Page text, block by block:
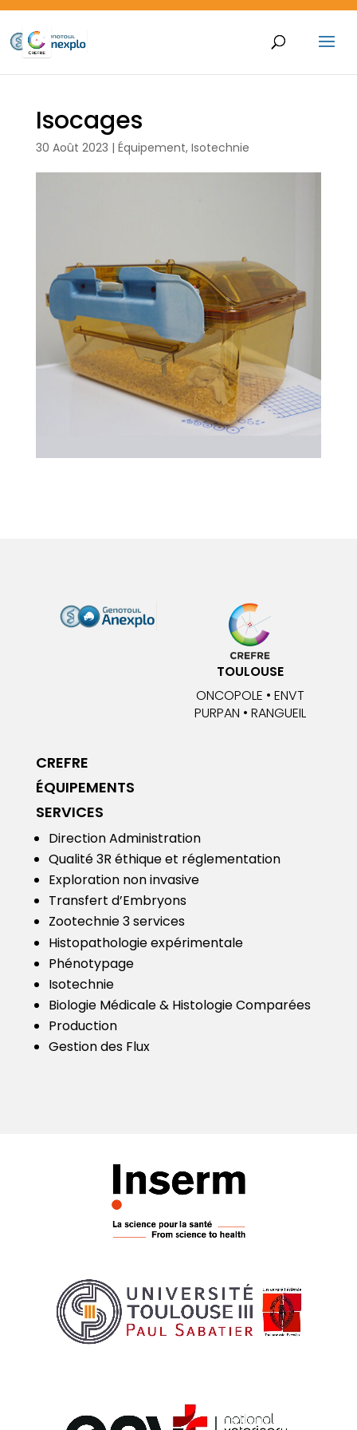
Isocages
30 Août 2023 | Équipement, Isotechnie
TOULOUSE
ONCOPOLE • ENVT
PURPAN • RANGUEIL
CREFRE
ÉQUIPEMENTS
SERVICES
Direction Administration
Qualité3R éthique et réglementation
Exploration non invasive
Transfert d’Embryons
Zootechnie 3 services
Histopathologie expérimentale
Phénotypage
Isotechnie
Biologie Médicale & Histologie Comparées
Production
Gestion des Flux